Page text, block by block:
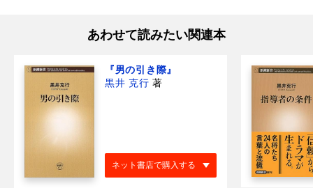
あわせて読みたい関連本
『男の引き際』
黒井 克行 著
ネット書店で購入する